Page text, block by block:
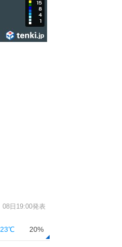
08日19:00発表
23℃ 20%